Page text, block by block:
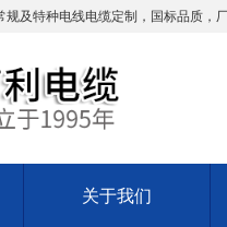
规及特种电线电缆定制，国标品质，
关于我们